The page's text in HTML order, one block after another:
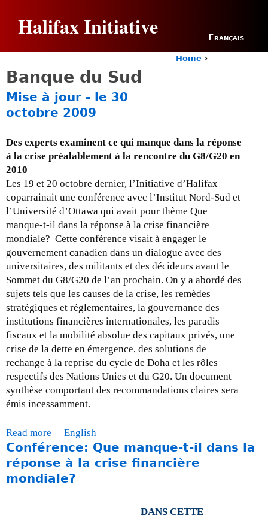
Halifax Initiative Français
o
u
a
r
h
e
r
e
Home ›
Banque du Sud
Mise à jour - le 30
octobre 2009
Des experts examinent ce qui manque dans la réponse
à la crise préalablement à la rencontre du G8/G20 en
2010
Les 19 et 20 octobre dernier, l’Initiative d’Halifax
coparrainait une conférence avec l’Institut Nord-Sud et
l’Université d’Ottawa qui avait pour thème Que
manque-t-il dans la réponse à la crise financière
mondiale? Cette conférence visait à engager le
gouvernement canadien dans un dialogue avec des
universitaires, des militants et des décideurs avant le
Sommet du G8/G20 de l’an prochain. On y a abordé des
sujets tels que les causes de la crise, les remèdes
stratégiques et réglementaires, la gouvernance des
institutions financières internationales, les paradis
fiscaux et la mobilité absolue des capitaux privés, une
crise de la dette en émergence, des solutions de
rechange à la reprise du cycle de Doha et les rôles
respectifs des Nations Unies et du G20. Un document
synthèse comportant des recommandations claires sera
émis incessamment.
Read more
b
o
u
English
Conférence: Que manque-t-il dans la
réponse à la crise financière
mondiale?
DANS CETTE